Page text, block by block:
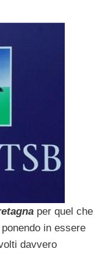
per quel che
in essere
davvero